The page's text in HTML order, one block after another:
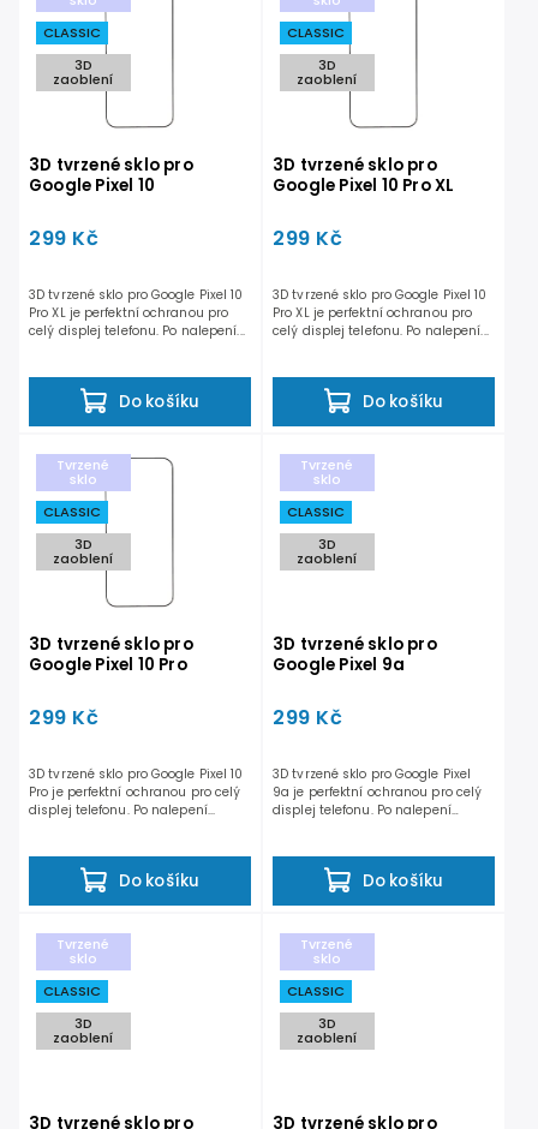
Nejprodávanější
Abecedně
CLASSIC
3D
zaoblení
3D tvrzené sklo pro
Google Pixel 10
299 Kč
Do košíku
3D tvrzené sklo pro Google Pixel 10
Pro XL je perfektní ochranou pro
celý displej telefonu. Po nalepení...
CLASSIC
3D
zaoblení
3D tvrzené sklo pro
Google Pixel 10 Pro XL
299 Kč
Do košíku
3D tvrzené sklo pro Google Pixel 10
Pro XL je perfektní ochranou pro
celý displej telefonu. Po nalepení...
Tvrzené
sklo
CLASSIC
3D
zaoblení
3D tvrzené sklo pro
Google Pixel 10 Pro
299 Kč
Do košíku
3D tvrzené sklo pro Google Pixel 10
Pro je perfektní ochranou pro celý
displej telefonu. Po nalepení...
Tvrzené
sklo
CLASSIC
3D
zaoblení
3D tvrzené sklo pro
Google Pixel 9a
299 Kč
Do košíku
3D tvrzené sklo pro Google Pixel
9a je perfektní ochranou pro celý
displej telefonu. Po nalepení
Tvrzené
sklo
CLASSIC
3D
zaoblení
3D tvrzené sklo pro
Tvrzené
sklo
CLASSIC
3D
zaoblení
3D tvrzené sklo pro